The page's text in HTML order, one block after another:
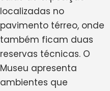
localizadas no
pavimento térreo, onde
também ficam duas
reservas técnicas. O
Museu apresenta
ambientes que